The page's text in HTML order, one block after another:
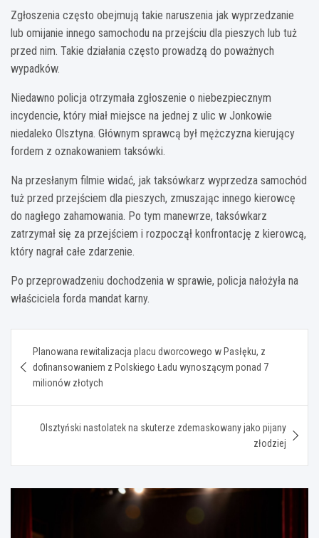
Zgłoszenia często obejmują takie naruszenia jak wyprzedzanie
lub omijanie innego samochodu na przejściu dla pieszych lub tuż
przed nim. Takie działania często prowadzą do poważnych
wypadków.
Niedawno policja otrzymała zgłoszenie o niebezpiecznym
incydencie, który miał miejsce na jednej z ulic w Jonkowie
niedaleko Olsztyna. Głównym sprawcą był mężczyzna kierujący
fordem z oznakowaniem taksówki.
Na przesłanym filmie widać, jak taksówkarz wyprzedza samochód
tuż przed przejściem dla pieszych, zmuszając innego kierowcę
do nagłego zahamowania. Po tym manewrze, taksówkarz
zatrzymał się za przejściem i rozpoczął konfrontację z kierowcą,
który nagrał całe zdarzenie.
Po przeprowadzeniu dochodzenia w sprawie, policja nałożyła na
właściciela forda mandat karny.
wpisu
Planowana rewitalizacja placu dworcowego w Pasłęku, z
dofinansowaniem z Polskiego Ładu wynoszącym ponad 7
milionów złotych
Olsztyński nastolatek na skuterze zdemaskowany jako pijany
złodziej